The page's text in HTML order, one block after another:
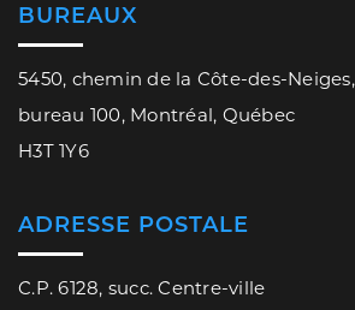
BUREAUX
5450, chemin de la Côte-des-Neiges,
bureau 100, Montréal, Québec
H3T 1Y6
ADRESSE POSTALE
C.P. 6128, succ. Centre-ville